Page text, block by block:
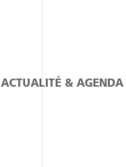
ACTUALITÉ & AGENDA